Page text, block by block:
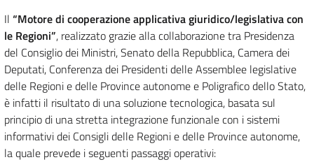
Il “Motore di cooperazione applicativa giuridico/legislativa con
le Regioni”, realizzato grazie alla collaborazione tra Presidenza
del Consiglio dei Ministri, Senato della Repubblica, Camera dei
Deputati, Conferenza dei Presidenti delle Assemblee legislative
delle Regioni e delle Province autonome e Poligrafico dello Stato,
è infatti il risultato di una soluzione tecnologica, basata sul
principio di una stretta integrazione funzionale con i sistemi
informativi dei Consigli delle Regioni e delle Province autonome,
la quale prevede i seguenti passaggi operativi: